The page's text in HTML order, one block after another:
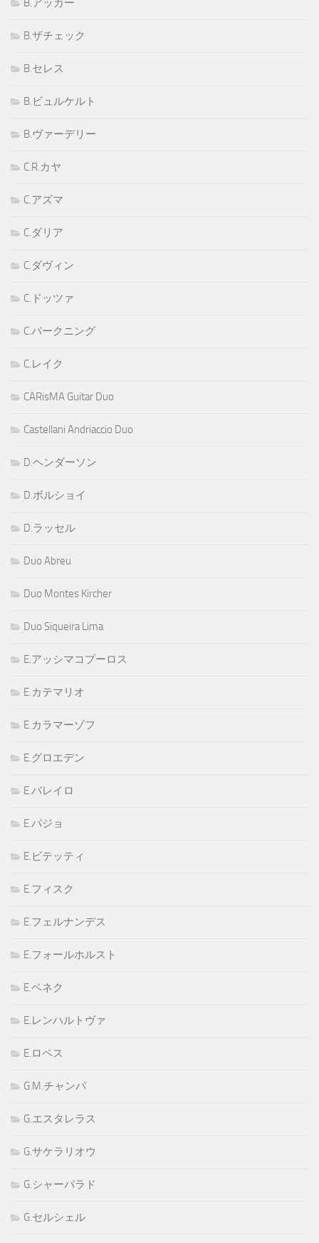
B.アッカー
B.ザチェック
B.セレス
B.ビュルケルト
B.ヴァーデリー
C.R.カヤ
C.アズマ
C.ダリア
C.ダヴィン
C.ドッツァ
C.パークニング
C.レイク
CARisMA Guitar Duo
Castellani Andriaccio Duo
D.ヘンダーソン
D.ボルショイ
D.ラッセル
Duo Abreu
Duo Montes Kircher
Duo Siqueira Lima
E.アッシマコプーロス
E.カテマリオ
E.カラマーゾフ
E.グロエデン
E.バレイロ
E.パジョ
E.ビテッティ
E.フィスク
E.フェルナンデス
E.フォールホルスト
E.ベネク
E.レンハルトヴァ
E.ロペス
G.M.チャンパ
G.エスタレラス
G.サケラリオウ
G.シャーパラド
G.セルシェル